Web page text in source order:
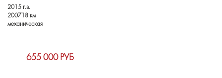
2015 г.в.
200718 км
механическая
655 000 РУБ